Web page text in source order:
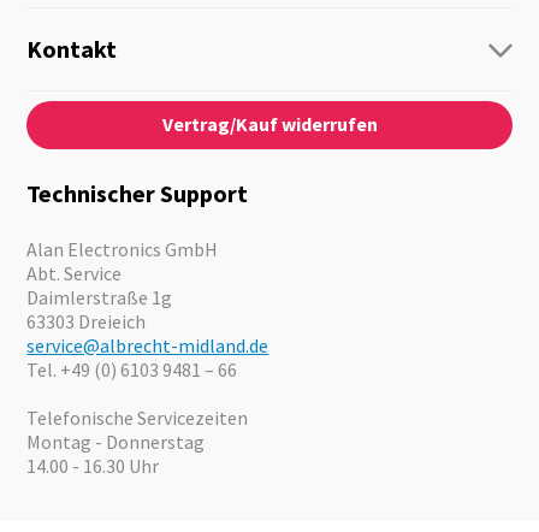
Personenführung
Audio
Notfallvorsorge
Motorrad
Angebote
Kontakt
Kontaktformular
Über Uns
News
Kataloge
Vertrag/Kauf widerrufen
Technischer Support
Alan Electronics GmbH
Abt. Service
Daimlerstraße 1g
63303 Dreieich
service@albrecht-midland.de
Tel. +49 (0) 6103 9481 – 66
Telefonische Servicezeiten
Montag - Donnerstag
14.00 - 16.30 Uhr